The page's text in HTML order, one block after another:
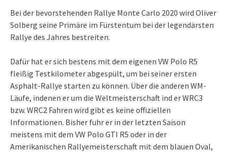
Bei der bevorstehenden Rallye Monte Carlo 2020 wird Oliver
Solberg seine Primäre im Fürstentum bei der legendärsten
Rallye des Jahres bestreiten.
Dafür hat er sich bestens mit dem eigenen VW Polo R5
fleißig Testkilometer abgespült, um bei seiner ersten
Asphalt-Rallye starten zu können. Über die anderen WM-
Läufe, indenen er um die Weltmeisterschaft ind er WRC3
bzw. WRC2 Fahren wird gibt es keine offiziellen
Informationen. Bisher fuhr er in der letzten Saison
meistens mit dem VW Polo GTI R5 oder in der
Amerikanischen Rallyemeisterschaft mit dem blauen Oval,